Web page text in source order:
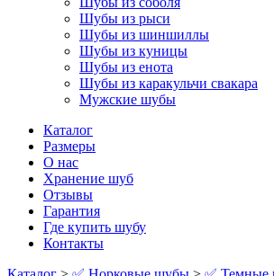
Шубы из рыси
Шубы из шиншиллы
Шубы из куницы
Шубы из енота
Шубы из каракульчи свакара
Мужские шубы
Каталог
Размеры
О нас
Хранение шуб
Отзывы
Гарантия
Где купить шубу
Контакты